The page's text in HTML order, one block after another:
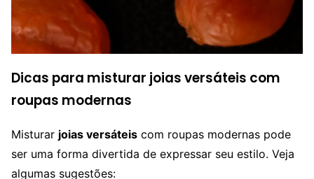
Dicas para misturar joias versáteis com
roupas modernas
Misturar joias versáteis com roupas modernas pode
ser uma forma divertida de expressar seu estilo. Veja
algumas sugestões: